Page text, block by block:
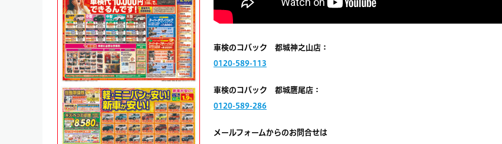
車検のコバック 都城神之山店：
0120-589-113
車検のコバック 都城鷹尾店：
0120-589-286
メールフォームからのお問合せは